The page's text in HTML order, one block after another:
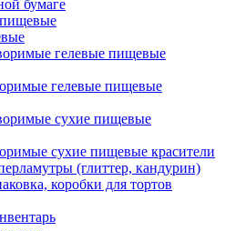
бумаге
гелевые пищевые
гелевые пищевые
сухие пищевые
сухие пищевые красители
(глиттер, кандурин)
коробки для тортов